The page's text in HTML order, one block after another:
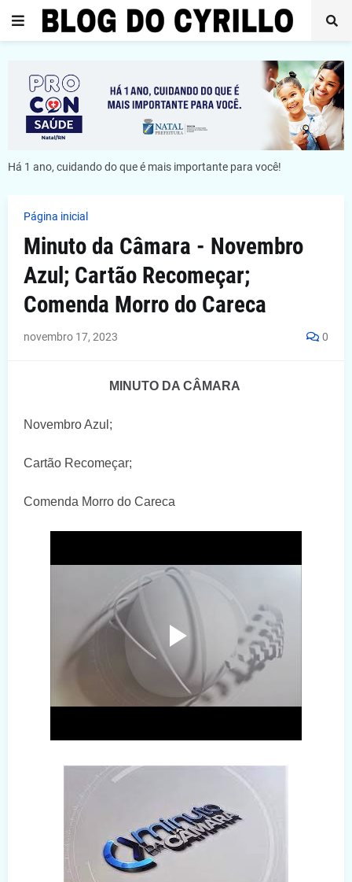
Há 1 ano, cuidando do que é mais importante para você!
Página inicial
Minuto da Câmara - Novembro
Azul; Cartão Recomeçar;
Comenda Morro do Careca
novembro 17, 2023 0
MINUTO DA CÂMARA
Novembro Azul;
Cartão Recomeçar;
Comenda Morro do Careca